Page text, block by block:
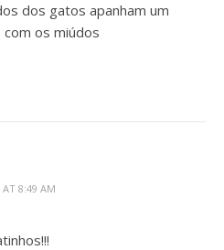
dos gatos apanham um
os miúdos
AT 8:49 AM